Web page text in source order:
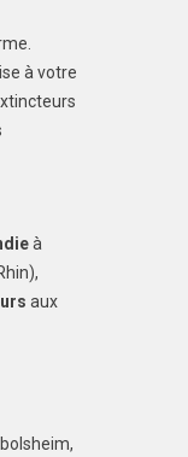
à votre
à
aux